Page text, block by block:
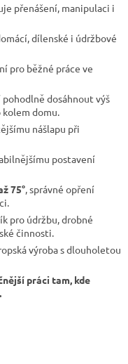
přenášení, manipulaci i
dílenské i údržbové
pro běžné práce ve
pohodlně dosáhnout výš
kolem domu.
nášlapu při
postavení
75°, správné opření
pro údržbu, drobné
činnosti.
výroba s dlouholetou
práci tam, kde